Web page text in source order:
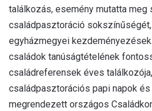
találkozás, esemény mutatta meg
családpasztoráció
egyházmegyei
családok tanúságtételének
családreferensek éves
családpasztorációs papi napok
megrendezett országos